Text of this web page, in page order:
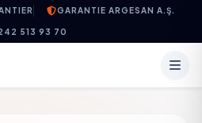
GARANTIE ARGESAN A.Ş.
513 93 70